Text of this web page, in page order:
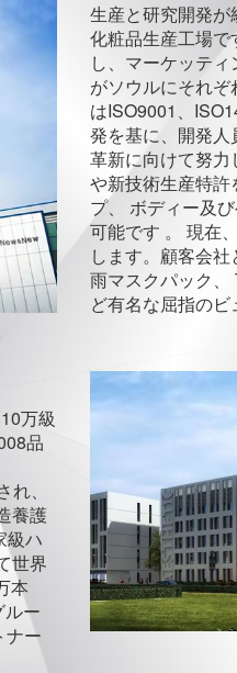
生産と研究開発が
化粧品生産工場
し、マーケッテ
がソウルにそれ
はISO9001、
発を基に、開発
革新に向けて努
や新技術生産特許
プ、 ボディー及
可能です 。 現在
します。顧客会
雨マスクパック、
ど有名な屈指のビ
万級
品
、
養護
級ハ
世界
本
ー
ナー